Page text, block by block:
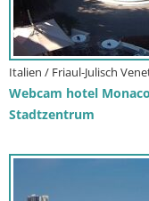
Italien / Friaul-Julisch
Webcam hotel
Stadtzentrum